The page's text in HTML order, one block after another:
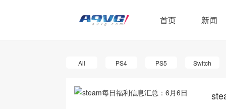
首页 新闻
All PS4 PS5 Switch